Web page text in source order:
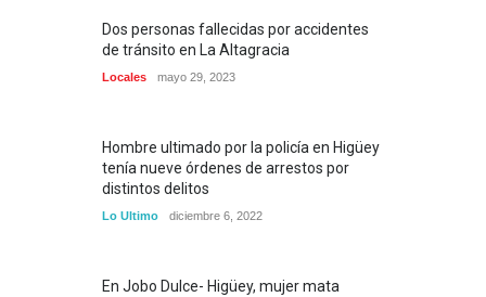
Dos personas fallecidas por accidentes
de tránsito en La Altagracia
Locales mayo 29, 2023
Hombre ultimado por la policía en Higüey
tenía nueve órdenes de arrestos por
distintos delitos
Lo Ultimo diciembre 6, 2022
En Jobo Dulce- Higüey, mujer mata